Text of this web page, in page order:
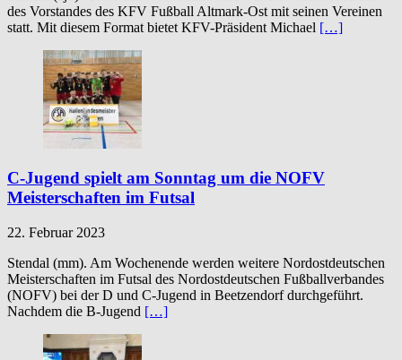
des Vorstandes des KFV Fußball Altmark-Ost mit seinen Vereinen
statt. Mit diesem Format bietet KFV-Präsident Michael […]
C-Jugend spielt am Sonntag um die NOFV
Meisterschaften im Futsal
22. Februar 2023
Stendal (mm). Am Wochenende werden weitere Nordostdeutschen
Meisterschaften im Futsal des Nordostdeutschen Fußballverbandes
(NOFV) bei der D und C-Jugend in Beetzendorf durchgeführt.
Nachdem die B-Jugend […]